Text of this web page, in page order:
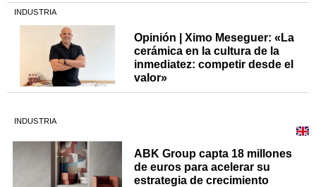
INDUSTRIA
Opinión | Ximo Meseguer: «La
cerámica en la cultura de la
inmediatez: competir desde el
valor»
INDUSTRIA
ABK Group capta 18 millones
de euros para acelerar su
estrategia de crecimiento